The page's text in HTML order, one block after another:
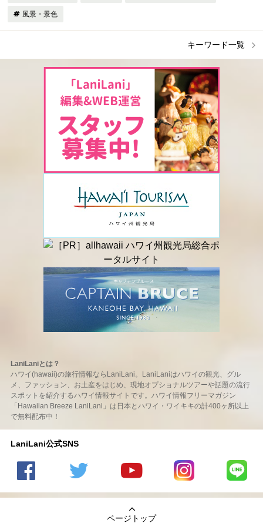
風景・景色
キーワード一覧
LaniLaniとは？
ハワイ(hawaii)の旅行情報ならLaniLani。LaniLaniはハワイの観光、グル
メ、ファッション、お土産をはじめ、現地オプショナルツアーや話題の流行
スポットを紹介するハワイ情報サイトです。ハワイ情報フリーマガジン
「Hawaiian Breeze LaniLani」は日本とハワイ・ワイキキの計400ヶ所以上
で無料配布中！
LaniLani公式SNS
の
のtwitter
の
Youtube
チャンネ
LaniLani
LaniLani
ページトップ